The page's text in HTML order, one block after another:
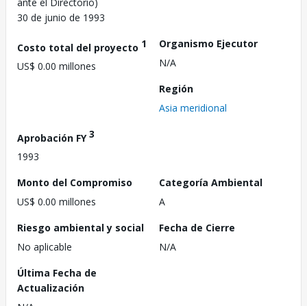
30 de junio de 1993
Costo total del proyecto 1
US$ 0.00 millones
Organismo Ejecutor
N/A
Región
Asia meridional
Aprobación FY3
1993
Monto del Compromiso
US$ 0.00 millones
Categoría Ambiental
A
Riesgo ambiental y social
No aplicable
Fecha de Cierre
N/A
Última Fecha de
Actualización